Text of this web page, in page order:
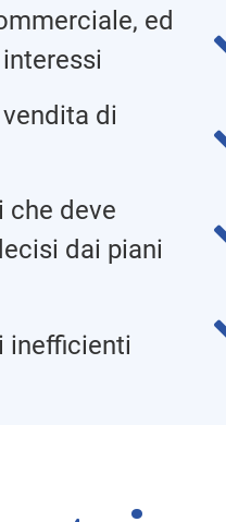
ed
di
che deve
dai piani
inefficienti